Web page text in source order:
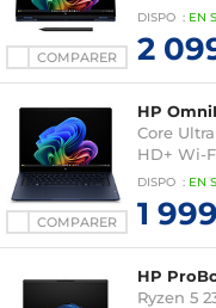
COMPARER
Windows
DISPO : EN
2
COMPARER
HP
Core
HD+ Wi-
Famille
DISPO : EN
1
HP
Ryzen 5